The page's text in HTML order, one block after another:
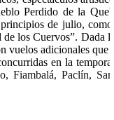
Perdido de la
de julio,
los Cuervos”. Dada
vuelos adicionales
en la
Fiambalá, Paclín,